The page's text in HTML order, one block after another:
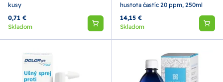
kusy
0,71 €
Skladom
hustota častíc 20 ppm, 250ml
14,15 €
Skladom